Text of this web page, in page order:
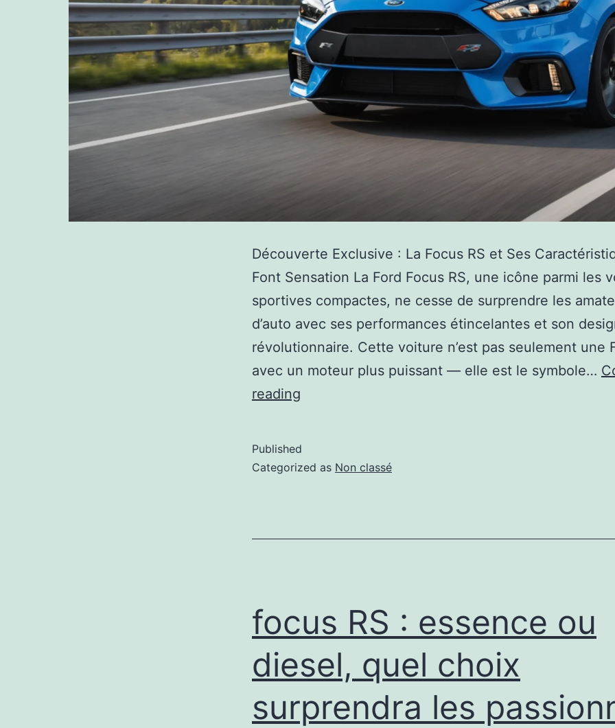
Découverte Exclusive : La Focus RS et Ses
Font Sensation La Ford Focus RS, une icône parmi les
sportives compactes, ne cesse de surprendre les
d’auto avec ses performances étincelantes et son
révolutionnaire. Cette voiture n’est pas seulement une
avec un moteur plus puissant — elle est le symbole…
reading
Published
Categorized as Non classé
focus RS : essence ou
diesel, quel choix
surprendra les